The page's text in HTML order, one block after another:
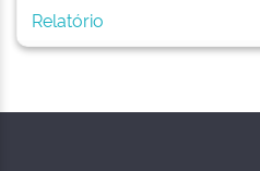
Relatório